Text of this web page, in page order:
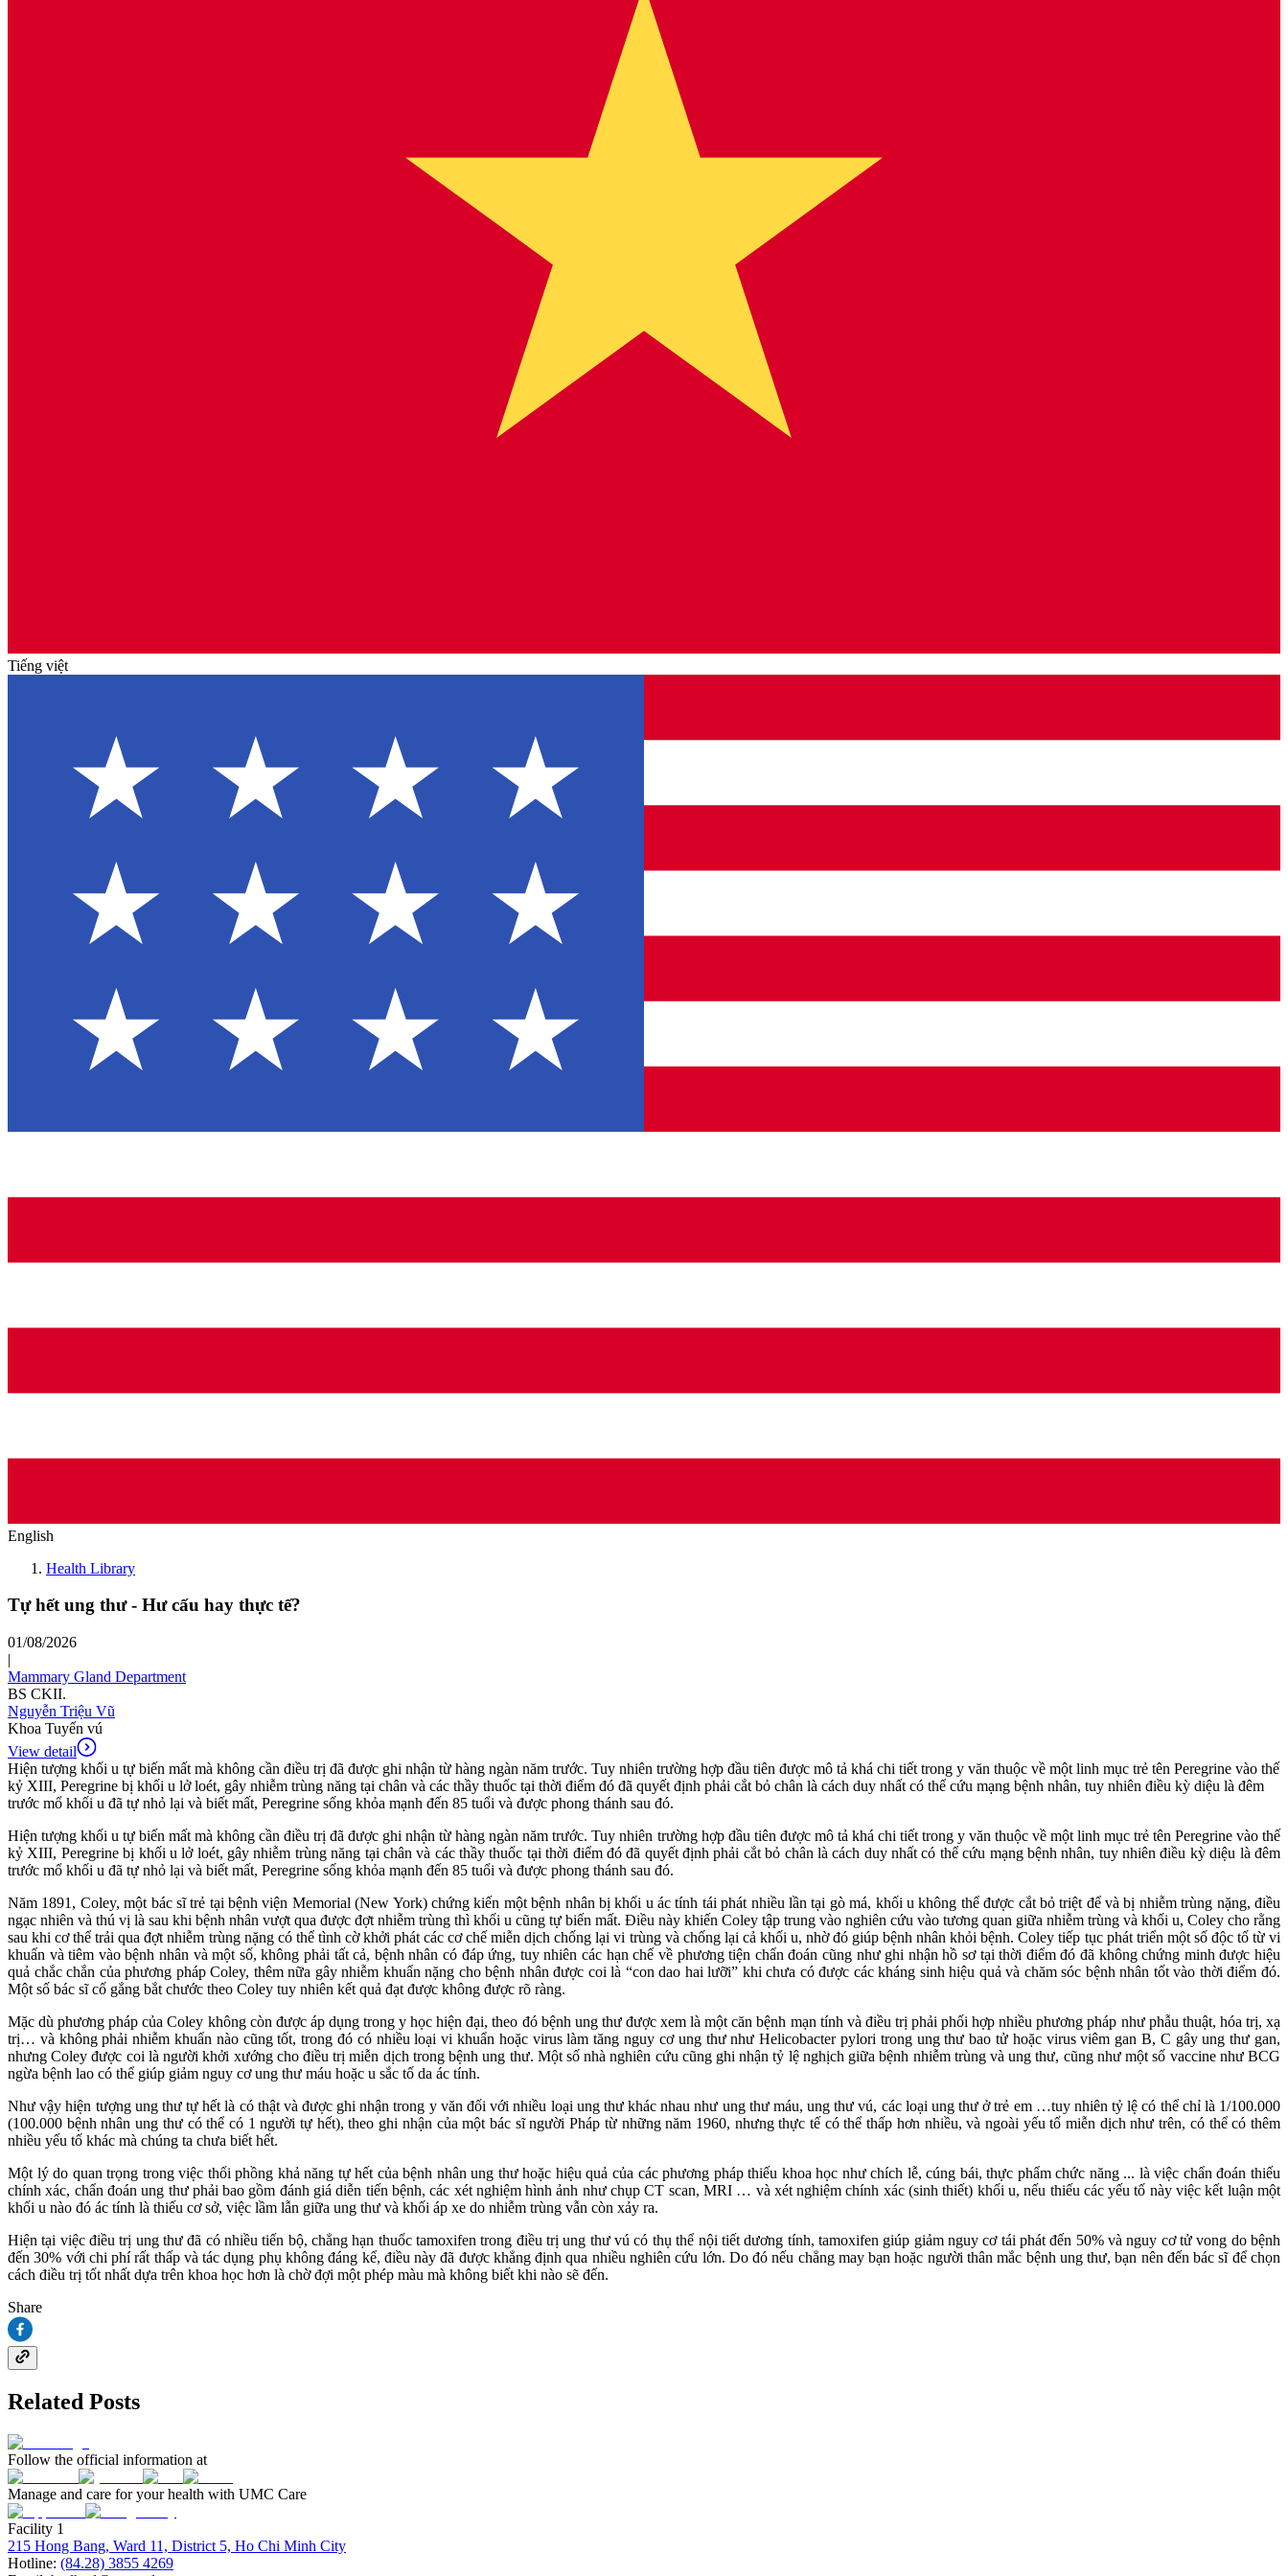
Tiếng việt
English
Health Library
Tự hết ung thư - Hư cấu hay thực tế?
01/08/2026
|
Mammary Gland Department
BS CKII.
Nguyễn Triệu Vũ
Khoa Tuyến vú
View detail
Hiện tượng khối u tự biến mất mà không cần điều trị đã được ghi nhận từ hàng ngàn năm trước. Tuy nhiên trường hợp đầu tiên được mô tả khá chi tiết trong y văn thuộc về một linh mục trẻ tên Peregrine vào thế
kỷ XIII, Peregrine bị khối u lở loét, gây nhiễm trùng năng tại chân và các thầy thuốc tại thời điểm đó đã quyết định phải cắt bỏ chân là cách duy nhất có thể cứu mạng bệnh nhân, tuy nhiên điều kỳ diệu là đêm
trước mổ khối u đã tự nhỏ lại và biết mất, Peregrine sống khỏa mạnh đến 85 tuổi và được phong thánh sau đó.
Hiện tượng khối u tự biến mất mà không cần điều trị đã được ghi nhận từ hàng ngàn năm trước. Tuy nhiên trường hợp đầu tiên được mô tả khá chi tiết trong y văn thuộc về một linh mục trẻ tên Peregrine vào thế
kỷ XIII, Peregrine bị khối u lở loét, gây nhiễm trùng năng tại chân và các thầy thuốc tại thời điểm đó đã quyết định phải cắt bỏ chân là cách duy nhất có thể cứu mạng bệnh nhân, tuy nhiên điều kỳ diệu là đêm
trước mổ khối u đã tự nhỏ lại và biết mất, Peregrine sống khỏa mạnh đến 85 tuổi và được phong thánh sau đó.
Năm 1891, Coley, một bác sĩ trẻ tại bệnh viện Memorial (New York) chứng kiến một bệnh nhân bị khối u ác tính tái phát nhiều lần tại gò má, khối u không thể được cắt bỏ triệt để và bị nhiễm trùng nặng, điều
ngạc nhiên và thú vị là sau khi bệnh nhân vượt qua được đợt nhiễm trùng thì khối u cũng tự biến mất. Điều này khiến Coley tập trung vào nghiên cứu vào tương quan giữa nhiễm trùng và khối u, Coley cho rằng
sau khi cơ thể trải qua đợt nhiễm trùng nặng có thể tình cờ khởi phát các cơ chế miễn dịch chống lại vi trùng và chống lại cả khối u, nhờ đó giúp bệnh nhân khỏi bệnh. Coley tiếp tục phát triển một số độc tố từ vi
khuẩn và tiêm vào bệnh nhân và một số, không phải tất cả, bệnh nhân có đáp ứng, tuy nhiên các hạn chế về phương tiện chẩn đoán cũng như ghi nhận hồ sơ tại thời điểm đó đã không chứng minh được hiệu
quả chắc chắn của phương pháp Coley, thêm nữa gây nhiễm khuẩn nặng cho bệnh nhân được coi là “con dao hai lưỡi” khi chưa có được các kháng sinh hiệu quả và chăm sóc bệnh nhân tốt vào thời điểm đó.
Một số bác sĩ cố gắng bắt chước theo Coley tuy nhiên kết quả đạt được không được rõ ràng.
Mặc dù phương pháp của Coley không còn được áp dụng trong y học hiện đại, theo đó bệnh ung thư được xem là một căn bệnh mạn tính và điều trị phải phối hợp nhiều phương pháp như phẫu thuật, hóa trị, xạ
trị… và không phải nhiễm khuẩn nào cũng tốt, trong đó có nhiều loại vi khuẩn hoặc virus làm tăng nguy cơ ung thư như Helicobacter pylori trong ung thư bao tử hoặc virus viêm gan B, C gây ung thư gan,
nhưng Coley được coi là người khởi xướng cho điều trị miễn dịch trong bệnh ung thư. Một số nhà nghiên cứu cũng ghi nhận tỷ lệ nghịch giữa bệnh nhiễm trùng và ung thư, cũng như một số vaccine như BCG
ngừa bệnh lao có thể giúp giảm nguy cơ ung thư máu hoặc u sắc tố da ác tính.
Như vậy hiện tượng ung thư tự hết là có thật và được ghi nhận trong y văn đối với nhiều loại ung thư khác nhau như ung thư máu, ung thư vú, các loại ung thư ở trẻ em …tuy nhiên tỷ lệ có thể chỉ là 1/100.000
(100.000 bệnh nhân ung thư có thể có 1 người tự hết), theo ghi nhận của một bác sĩ người Pháp từ những năm 1960, nhưng thực tế có thể thấp hơn nhiều, và ngoài yếu tố miễn dịch như trên, có thể có thêm
nhiều yếu tố khác mà chúng ta chưa biết hết.
Một lý do quan trọng trong việc thổi phồng khả năng tự hết của bệnh nhân ung thư hoặc hiệu quả của các phương pháp thiếu khoa học như chích lễ, cúng bái, thực phẩm chức năng ... là việc chẩn đoán thiếu
chính xác, chẩn đoán ung thư phải bao gồm đánh giá diễn tiến bệnh, các xét nghiệm hình ảnh như chụp CT scan, MRI … và xét nghiệm chính xác (sinh thiết) khối u, nếu thiếu các yếu tố này việc kết luận một
khối u nào đó ác tính là thiếu cơ sở, việc lầm lẫn giữa ung thư và khối áp xe do nhiễm trùng vẫn còn xảy ra.
Hiện tại việc điều trị ung thư đã có nhiều tiến bộ, chẳng hạn thuốc tamoxifen trong điều trị ung thư vú có thụ thể nội tiết dương tính, tamoxifen giúp giảm nguy cơ tái phát đến 50% và nguy cơ tử vong do bệnh
đến 30% với chi phí rất thấp và tác dụng phụ không đáng kể, điều này đã được khẳng định qua nhiều nghiên cứu lớn. Do đó nếu chẳng may bạn hoặc người thân mắc bệnh ung thư, bạn nên đến bác sĩ để chọn
cách điều trị tốt nhất dựa trên khoa học hơn là chờ đợi một phép màu mà không biết khi nào sẽ đến.
Share
Related Posts
Follow the official information at
Manage and care for your health with UMC Care
Facility 1
215 Hong Bang, Ward 11, District 5, Ho Chi Minh City
Hotline: (84.28) 3855 4269